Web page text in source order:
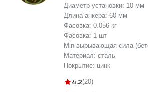
Диаметр установки: 10 мм
Длина анкера: 60 мм
Фасовка: 0.056 кг
Фасовка: 1 шт
Min вырывающая сила
Материал: сталь
Покрытие: цинк
4.2(20)